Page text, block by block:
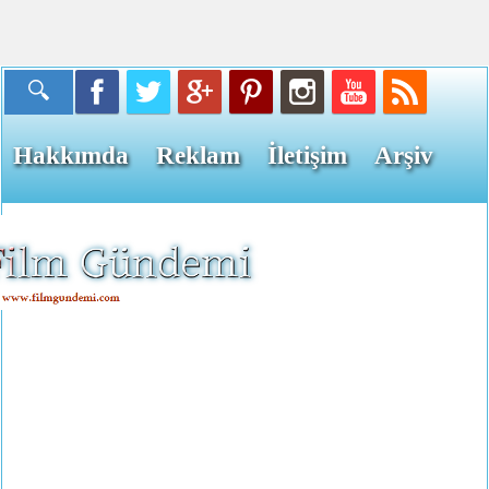
Hakkımda Reklam İletişim Arşiv